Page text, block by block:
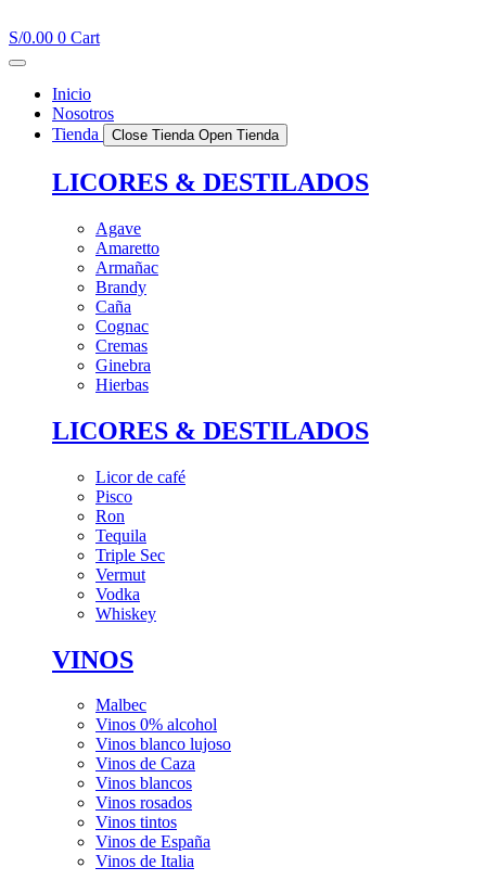
al
contenido
S/0.00 0 Cart
Inicio
Nosotros
Tienda
Close Tienda Open Tienda
LICORES & DESTILADOS
Agave
Amaretto
Armañac
Brandy
Caña
Cognac
Cremas
Ginebra
Hierbas
LICORES & DESTILADOS
Licor de café
Pisco
Ron
Tequila
Triple Sec
Vermut
Vodka
Whiskey
VINOS
Malbec
Vinos 0% alcohol
Vinos blanco lujoso
Vinos de Caza
Vinos blancos
Vinos rosados
Vinos tintos
Vinos de España
Vinos de Italia